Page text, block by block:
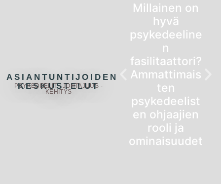
ASIANTUNTIJOIDEN
KESKUSTELUT
PSYKEDEELIT - JOHTAJUUS -
KEHITYS
Millainen on
hyvä
psykedeeline
n
fasilitaattori?
Ammattimais
ten
psykedeelist
en ohjaajien
rooli ja
ominaisuudet